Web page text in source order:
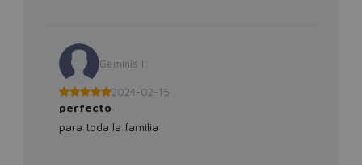
Geminis I
2024-02-15
perfecto
para toda la familia